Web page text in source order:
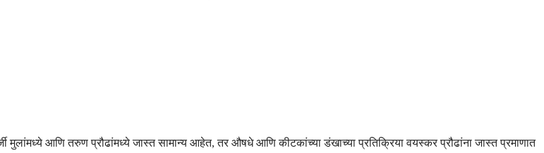
आणि तरुण प्रौढांमध्ये जास्त सामान्य आहेत, तर औषधे आणि कीटकांच्या डंखाच्या प्रतिक्रिया वयस्कर प्रौढांना जास्त प्रमाणात